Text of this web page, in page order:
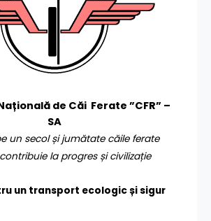
de Căi Ferate ”CFR” –
SA
un secol și jumătate căile ferate
la progres și civilizație
un transport ecologic și sigur